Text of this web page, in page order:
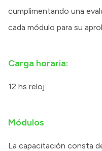
cumplimentando una
cada módulo para su
Carga horaria:
12 hs reloj
Módulos
La capacitación consta